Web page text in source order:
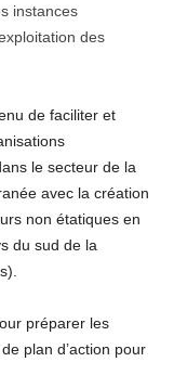
instances
des
de faciliter et
le secteur de la
avec la création
non étatiques en
du sud de la
préparer les
plan d’action pour